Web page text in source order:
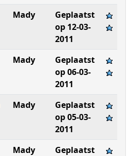
Mady
Geplaatst
op 12-03-
2011
Mady
Geplaatst
op 06-03-
2011
Mady
Geplaatst
op 05-03-
2011
Mady
Geplaatst